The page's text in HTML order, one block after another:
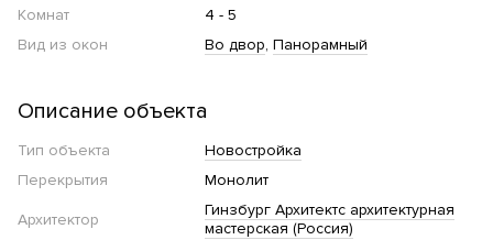
Комнат
4 - 5
Вид из окон
Во двор Панорамный
Описание объекта
Тип объекта
Новостройка
Перекрытия
Монолит
Архитектор
Гинзбург Архитектс архитектурная
мастерская (Россия)